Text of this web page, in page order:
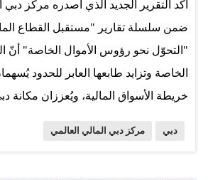
المركزين الرابع والخامس. وإلى جانب
تواصل تسجيل معدلات قوية طوال أشهر
التدفق السياحي الترفيهي إلى دبي في
في المقابل يستعد مركز…
أكد التقرير الجديد الذي أصدره مركز دبي
ضمن سلسلة تقارير "مستقبل القطاع
"التحوّل نحو رؤوس الأموال الخاصة" أنّ
الخاصة وتزايد طابعها العابر للحدود
خريطة الأسواق المالية، ويُعززان مكانة
دبي مركز دبي المالي العالمي